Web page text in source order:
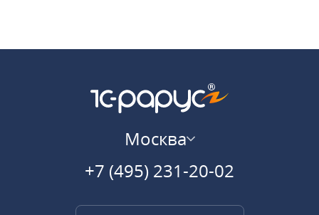
Москва
+7 (495) 231-20-02